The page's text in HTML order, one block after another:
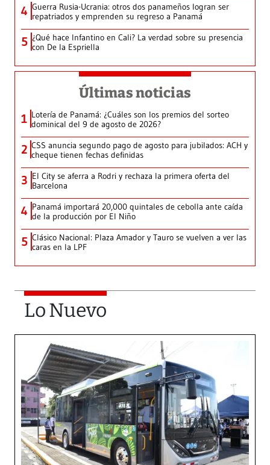
4 Guerra Rusia-Ucrania: otros dos panameños logran ser
repatriados y emprenden su regreso a Panamá
5 ¿Qué hace Infantino en Cali? La verdad sobre su presencia
con De la Espriella
Últimas noticias
1 Lotería de Panamá: ¿Cuáles son los premios del sorteo
dominical del 9 de agosto de 2026?
2 CSS anuncia segundo pago de agosto para jubilados: ACH y
cheque tienen fechas definidas
3 El City se aferra a Rodri y rechaza la primera oferta del
Barcelona
4 Panamá importará 20,000 quintales de cebolla ante caída
de la producción por El Niño
5 Clásico Nacional: Plaza Amador y Tauro se vuelven a ver las
caras en la LPF
Lo Nuevo